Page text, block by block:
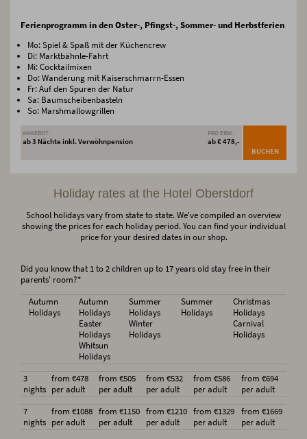
Ferienprogramm in den Oster-, Pfingst-, Sommer- und Herbstferien
Mo: Spiel & Spaß mit der Küchencrew
Di: Marktbähnle-Fahrt
Mi: Cocktailmixen
Do: Wanderung mit Kaiserschmarrn-Essen
Fr: Auf den Spuren der Natur
Sa: Baumscheibenbasteln
So: Marshmallowgrillen
ANGEBOT
ab 3 Nächte inkl. Verwöhnpension
PRO ERW.
ab € 478,-
BUCHEN
Holiday rates at the Hotel Oberstdorf
School holidays vary from state to state. We've compiled an overview
showing the prices for each holiday period. You can find your individual
price for your desired dates in our shop.
Did you know that 1 to 2 children up to 17 years old stay free in their
parents' room?*
Autumn
Holidays
Autumn
Holidays
Easter
Holidays
Whitsun
Holidays
Summer
Holidays
Winter
Holidays
Summer
Holidays
Christmas
Holidays
Carnival
Holidays
3
nights
from €478
per adult
from €505
per adult
from €532
per adult
from €586
per adult
from €694
per adult
7
nights
from €1088
per adult
from €1150
per adult
from €1210
per adult
from €1329
per adult
from €1669
per adult